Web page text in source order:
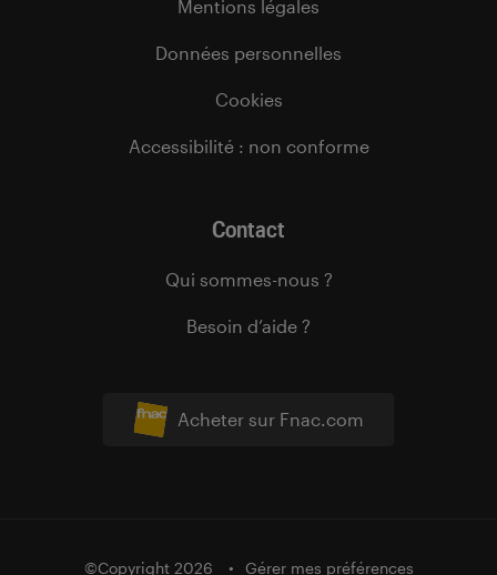
Acheter sur Fnac.com
Mentions légales
Données personnelles
Cookies
Accessibilité : non conforme
Contact
Qui sommes-nous ?
Besoin d’aide ?
©Copyright 2026 Gérer mes préférences